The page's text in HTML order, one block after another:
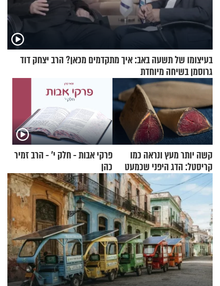
בעיצומו של תשעה באב: איך מתקדמים מכאן? הרב יצחק דוד
גרוסמן בשיחה מיוחדת
קשה יותר מעץ ונראה כמו
קריסטל: הדג היפני שכמעט
בלתי אפשרי לחתוך
פרקי אבות - חלק י’ - הרב זמיר
כהן